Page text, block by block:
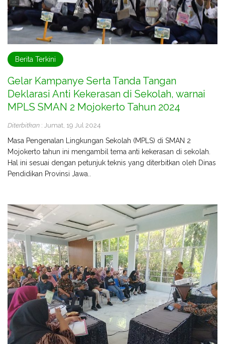
Berita Terkini
Gelar Kampanye Serta Tanda Tangan
Deklarasi Anti Kekerasan di Sekolah, warnai
MPLS SMAN 2 Mojokerto Tahun 2024
Diterbitkan : Jumat, 19 Jul 2024
Masa Pengenalan Lingkungan Sekolah (MPLS) di SMAN 2
Mojokerto tahun ini mengambil tema anti kekerasan di sekolah.
Hal ini sesuai dengan petunjuk teknis yang diterbitkan oleh Dinas
Pendidikan Provinsi Jawa..